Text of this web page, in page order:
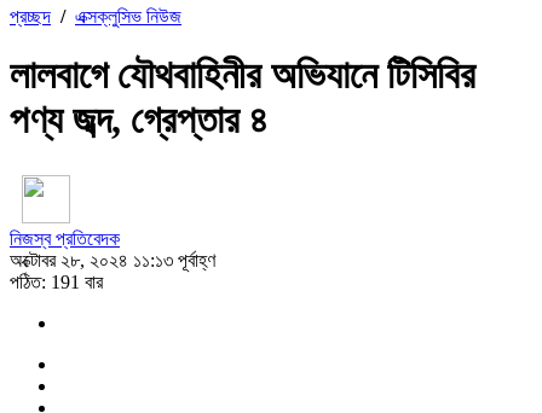
প্রচ্ছদ / এক্সক্লুসিভ নিউজ
লালবাগে যৌথবাহিনীর অভিযানে টিসিবির
পণ্য জব্দ, গ্রেপ্তার ৪
নিজস্ব প্রতিবেদক
অক্টোবর ২৮, ২০২৪ ১১:১৩ পূর্বাহ্ণ
পঠিত: 191 বার